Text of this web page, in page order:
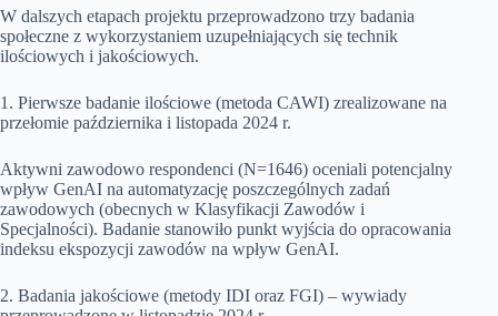
W dalszych etapach projektu przeprowadzono trzy badania
społeczne z wykorzystaniem uzupełniających się technik
ilościowych i jakościowych.
1. Pierwsze badanie ilościowe (metoda CAWI) zrealizowane na
przełomie października i listopada 2024 r.
Aktywni zawodowo respondenci (N=1646) oceniali potencjalny
wpływ GenAI na automatyzację poszczególnych zadań
zawodowych (obecnych w Klasyfikacji Zawodów i
Specjalności). Badanie stanowiło punkt wyjścia do opracowania
indeksu ekspozycji zawodów na wpływ GenAI.
2. Badania jakościowe (metody IDI oraz FGI) – wywiady